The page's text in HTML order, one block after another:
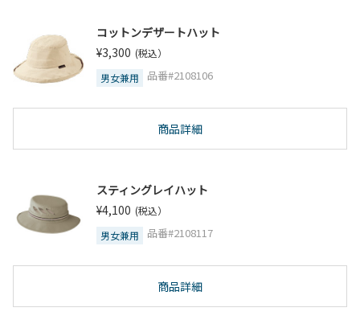
コットンデザートハット
¥3,300 (税込）
男女兼用
品番#2108106
商品詳細
スティングレイハット
¥4,100 (税込）
男女兼用
品番#2108117
商品詳細